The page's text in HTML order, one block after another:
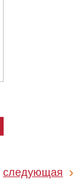
следующая